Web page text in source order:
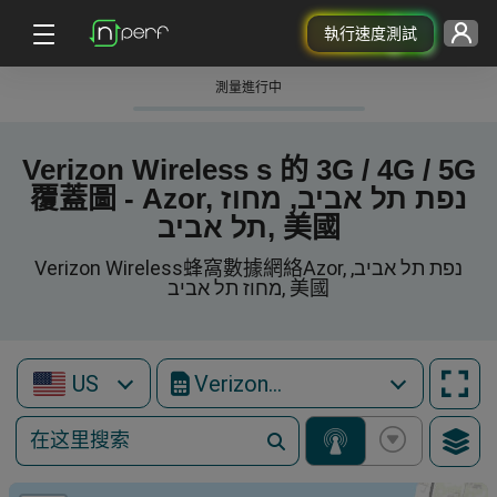
執行速度測試
測量進行中
Verizon Wireless s 的 3G / 4G / 5G
覆蓋圖 - Azor, נפת תל אביב, מחוז
תל אביב, 美國
Verizon Wireless蜂窩數據網絡Azor, נפת תל אביב,
מחוז תל אביב, 美國
US Verizon Wireless